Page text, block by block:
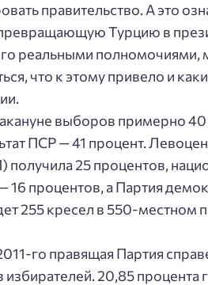
правительство. А это
Турцию в
реальными полномочиями,
что к этому привело и
выборов примерно
ПСР — 41 процент.
25 процентов,
процентов, а Партия
255 кресел в 550-местном
го правящая Партия
20,85 процента